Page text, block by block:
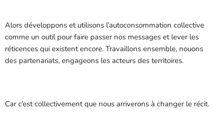
Alors développons et utilisons l’autoconsommation collective
comme un outil pour faire passer nos messages et lever les
réticences qui existent encore. Travaillons ensemble, nouons
des partenariats, engageons les acteurs des territoires.
Car c’est collectivement que nous arriverons à changer le récit.